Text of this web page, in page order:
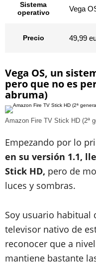
Sistema
operativo
Vega
Precio 49,99
Vega OS, un
pero que no es
abruma)
Amazon Fire TV Stick HD (2ª
Empezando por lo
en su versión 1.1,
Stick HD, pero de
luces y sombras.
Soy usuario habitual
televisor nativo de
reconocer que a
mantiene bastante